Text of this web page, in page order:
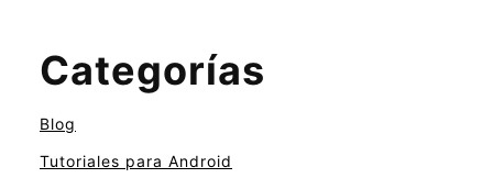
Categorías
Blog
Tutoriales para Android